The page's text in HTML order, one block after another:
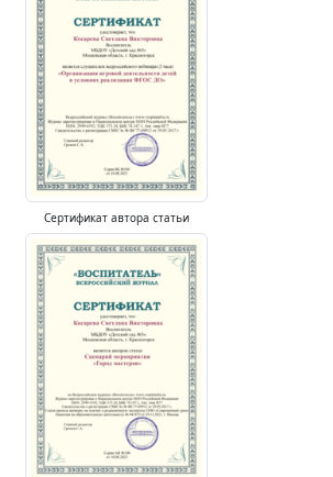
Сертификат автора статьи